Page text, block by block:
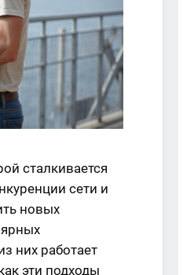
сталкивается
сети и
новых
них работает
эти подходы